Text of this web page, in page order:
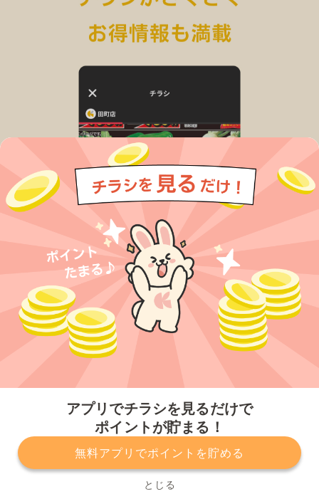
アプリでチラシを見るだけで
ポイントが貯まる！
無料アプリでポイントを貯める
とじる
プライバシーポリシー 利用規約
運営会社
サービスに関してのお問い合わせ